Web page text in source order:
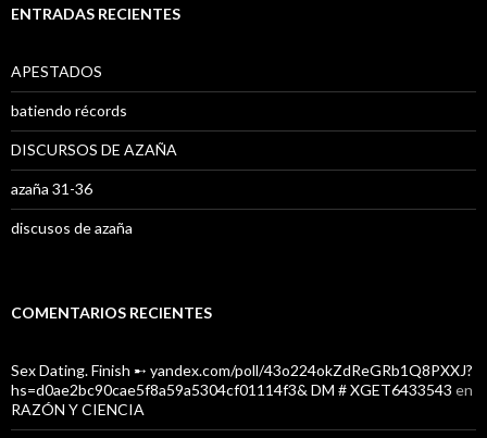
a
ENTRADAS RECIENTES
APESTADOS
batiendo récords
DISCURSOS DE AZAÑA
azaña 31-36
discusos de azaña
COMENTARIOS RECIENTES
Sex Dating. Finish ➸ yandex.com/poll/43o224okZdReGRb1Q8PXXJ?
hs=d0ae2bc90cae5f8a59a5304cf01114f3& DM # XGET6433543 en
RAZÓN Y CIENCIA